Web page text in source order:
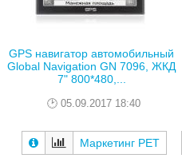
GPS навигатор автомобильный
Global Navigation GN 7096, ЖКД
7" 800*480,...
05.09.2017 18:40
Маркетинг РЕТ